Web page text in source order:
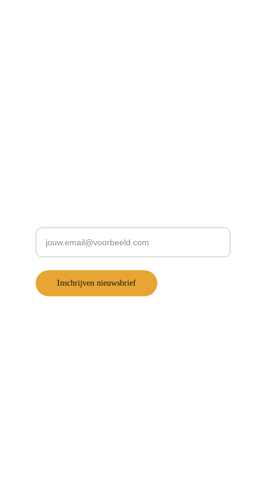
Inschrijven nieuwsbrief